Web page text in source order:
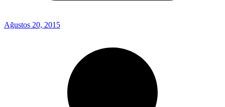
Ağustos 20, 2015